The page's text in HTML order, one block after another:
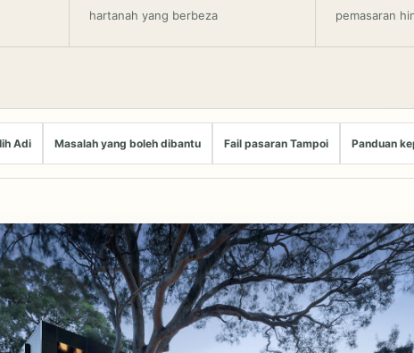
hartanah yang berbeza
pemasaran
Adi Masalah yang boleh dibantu Fail pasaran Tampoi Panduan